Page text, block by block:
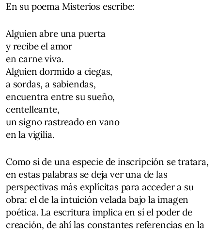
En su poema Misterios escribe:
Alguien abre una puerta
y recibe el amor
en carne viva.
Alguien dormido a ciegas,
a sordas, a sabiendas,
encuentra entre su sueño,
centelleante,
un signo rastreado en vano
en la vigilia.
Como si de una especie de inscripción se tratara,
en estas palabras se deja ver una de las
perspectivas más explícitas para acceder a su
obra: el de la intuición velada bajo la imagen
poética. La escritura implica en sí el poder de
creación, de ahí las constantes referencias en la